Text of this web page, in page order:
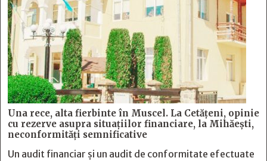
Una rece, alta fierbinte în Muscel. La Cetăţeni, opinie
cu rezerve asupra situaţiilor financiare, la Mihăeşti,
neconformităţi semnificative
Un audit financiar și un audit de conformitate efectuate